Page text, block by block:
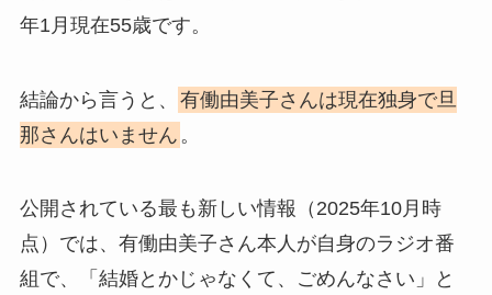
年1月現在55歳です。
結論から言うと、
有働由美子さんは現在独身で旦
那さんはいません 。
公開されている最も新しい情報（2025年10月時
点）では、有働由美子さん本人が自身のラジオ番
組で、「結婚とかじゃなくて、ごめんなさい」と